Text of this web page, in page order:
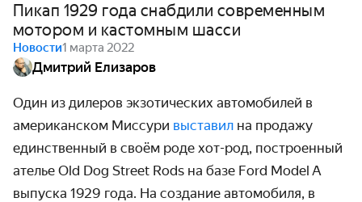
Пикап 1929 года снабдили современным
мотором и кастомным шасси
Новости1 марта 2022
Дмитрий Елизаров
Один из дилеров экзотических автомобилей в
американском Миссури выставил на продажу
единственный в своём роде хот-род, построенный
ателье Old Dog Street Rods на базе Ford Model A
выпуска 1929 года. На создание автомобиля, в